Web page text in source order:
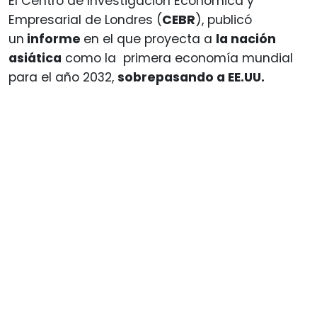
Empresarial de Londres (CEBR), publicó
un informe en el que proyecta a la nación
asiática como la primera economía mundial
para el año 2032, sobrepasando a EE.UU.